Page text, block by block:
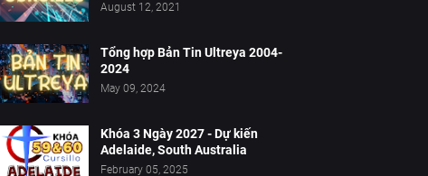
August 12, 2021
Tổng hợp Bản Tin Ultreya 2004-
2024
May 09, 2024
Khóa 3 Ngày 2027 - Dự kiến
Adelaide, South Australia
February 05, 2025